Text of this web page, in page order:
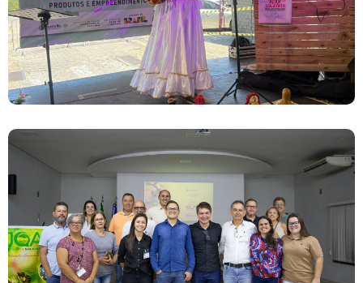
Lançamento Do Projeto JOA Economia
Solidária